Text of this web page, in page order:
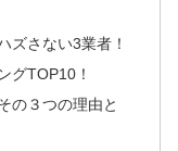
ズさない3業者！
グTOP10！
の３つの理由と